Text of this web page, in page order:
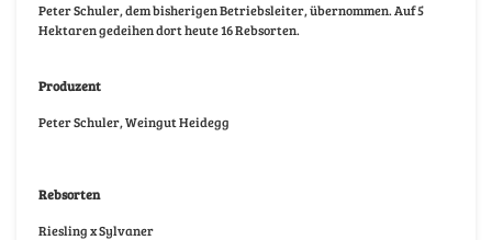
Peter Schuler, dem bisherigen Betriebsleiter, übernommen. Auf 5
Hektaren gedeihen dort heute 16 Rebsorten.
Produzent
Peter Schuler, Weingut Heidegg
Rebsorten
Riesling x Sylvaner